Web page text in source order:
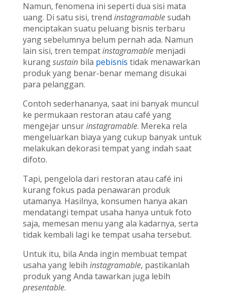
Namun, fenomena ini seperti dua sisi mata
uang. Di satu sisi, trend instagramablesudah
menciptakan suatu peluang bisnis terbaru
yang sebelumnya belum pernah ada. Namun
lain sisi, tren tempatinstagramablemenjadi
kurangsustainbila pebisnis tidak menawarkan
produk yang benar-benar memang disukai
para pelanggan.
Contoh sederhananya, saat ini banyak muncul
ke permukaan restoran atau café yang
mengejar unsurinstagramable. Mereka rela
mengeluarkan biaya yang cukup banyak untuk
melakukan dekorasi tempat yang indah saat
difoto.
Tapi, pengelola dari restoran atau café ini
kurang fokus pada penawaran produk
utamanya. Hasilnya, konsumen hanya akan
mendatangi tempat usaha hanya untuk foto
saja, memesan menu yang ala kadarnya, serta
tidak kembali lagi ke tempat usaha tersebut.
Untuk itu, bila Anda ingin membuat tempat
usaha yang lebih instagramable, pastikanlah
produk yang Anda tawarkan juga lebih
presentable.